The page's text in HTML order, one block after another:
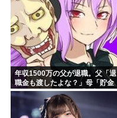
年収1500万の父が退職。父「退
職金も渡したよな？」母「貯金
なんてないよー」父「全部なく
なったの！？」→予想外の返事
に家族騒然となり…